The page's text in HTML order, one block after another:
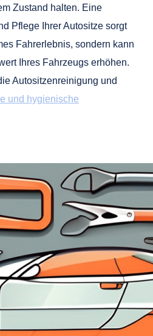
Zustand halten. Eine
Pflege Ihrer Autositze sorgt
Fahrerlebnis, sondern kann
Ihres Fahrzeugs erhöhen.
Autositzenreinigung und
und hygienische